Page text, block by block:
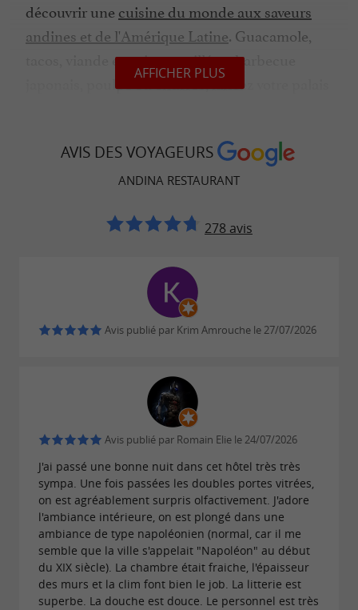
découvrir une cuisine du monde aux saveurs
andines et de l'Amérique Latine. Guacamole,
tacos, viande et poisson grillé au barbecue
japonais, poulpe ou churros, laissez votre palais
Andina, un restaurant et bar où
Installez-vous confortablement à côté du
sur un tabouret moelleux accoudé au
pour commander une boisson
, à déguster dans une
. Des
également appréciées pour un moment de
gourmandise à tout moment de la journée. À la
carte,des vins argentins et chiliens, mais aussi
des cocktails classiques et délicieuxcomme la
Piña Margarita, le Spicy Tiki ou le Spritz, sans
oublier l'Americano, le préféré de Nestie.
les 1er jeudi du mois, Andina donne rendez-
vous pour son Happy Hour de 17h à 20h : tapas
gourmandes et sélection de cocktails,
AFFICHER PLUS
AVIS DES VOYAGEURS
ANDINA RESTAURANT
278 avis
Avis publié par Krim Amrouche le 27/07/2026
Avis publié par Romain Elie le 24/07/2026
J'ai passé une bonne nuit dans cet hôtel très très
sympa. Une fois passées les doubles portes vitrées,
on est agréablement surpris olfactivement. J'adore
l'ambiance intérieure, on est plongé dans une
ambiance de type napoléonien (normal, car il me
semble que la ville s'appelait "Napoléon" au début
du XIX siècle). La chambre était fraiche, l'épaisseur
des murs et la clim font bien le job. La litterie est
superbe. La douche est douce. Le personnel est très